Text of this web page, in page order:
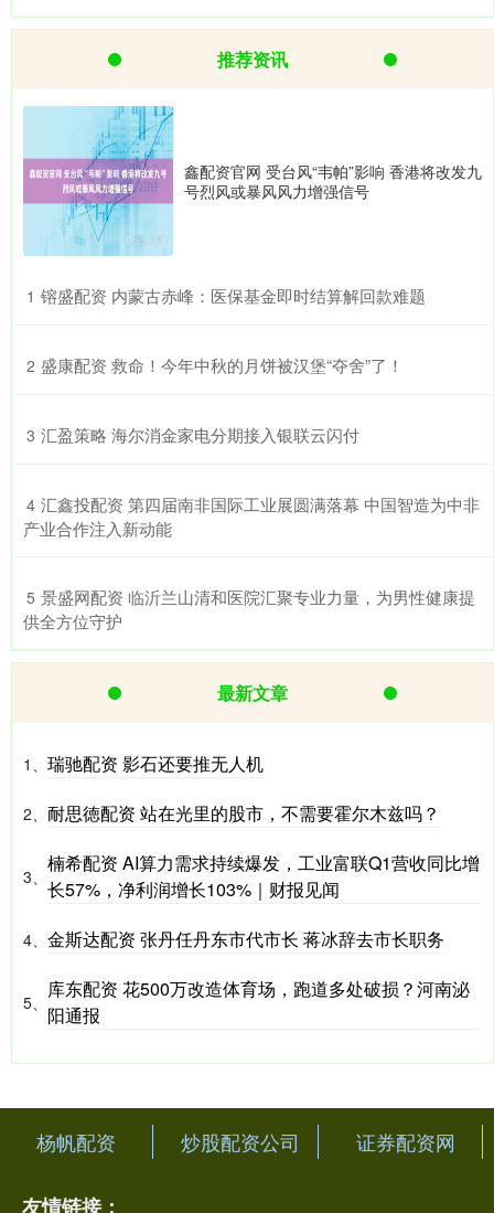
推荐资讯
鑫配资官网 受台风“韦帕”影响 香港将改发九
号烈风或暴风风力增强信号
1 ​镕盛配资 内蒙古赤峰：医保基金即时结算解回款难题
2 ​盛康配资 救命！今年中秋的月饼被汉堡“夺舍”了！
3 ​汇盈策略 海尔消金家电分期接入银联云闪付
4 ​汇鑫投配资 第四届南非国际工业展圆满落幕 中国智造为中非
产业合作注入新动能
5 ​景盛网配资 临沂兰山清和医院汇聚专业力量，为男性健康提
供全方位守护
最新文章
1、 瑞驰配资 影石还要推无人机
2、 耐思徳配资 站在光里的股市，不需要霍尔木兹吗？
3、
楠希配资 AI算力需求持续爆发，工业富联Q1营收同比增
长57%，净利润增长103%｜财报见闻
4、 金斯达配资 张丹任丹东市代市长 蒋冰辞去市长职务
5、
库东配资 花500万改造体育场，跑道多处破损？河南泌
阳通报
杨帆配资 炒股配资公司 证券配资网
友情链接：